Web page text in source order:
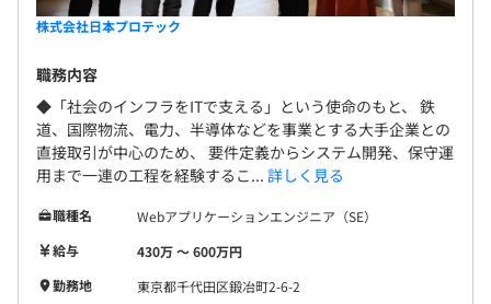
株式会社日本プロテック
職務内容
◆「社会のインフラをITで支える」という使命のもと、 鉄
道、国際物流、電力、半導体などを事業とする大手企業との
直接取引が中心のため、 要件定義からシステム開発、保守運
用まで一連の工程を経験するこ... 詳しく見る
職種名
Webアプリケーションエンジニア（SE）
給与
430万 〜 600万円
勤務地
東京都千代田区鍛冶町2-6-2